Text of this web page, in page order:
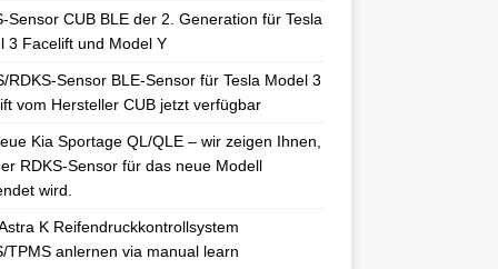
Sensor CUB BLE der 2. Generation für Tesla
3 Facelift und Model Y
RDKS-Sensor BLE-Sensor für Tesla Model 3
vom Hersteller CUB jetzt verfügbar
Kia Sportage QL/QLE – wir zeigen Ihnen,
RDKS-Sensor für das neue Modell
wird.
K Reifendruckkontrollsystem
TPMS anlernen via manual learn